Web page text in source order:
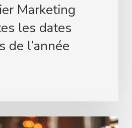
Marketing
les dates
de l’année